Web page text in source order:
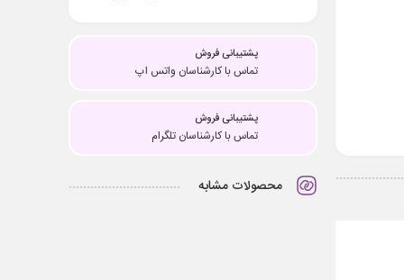
پشتیبانی فروش
تماس با کارشناسان واتس اپ
پشتیبانی فروش
تماس با کارشناسان تلگرام
محصولات مشابه